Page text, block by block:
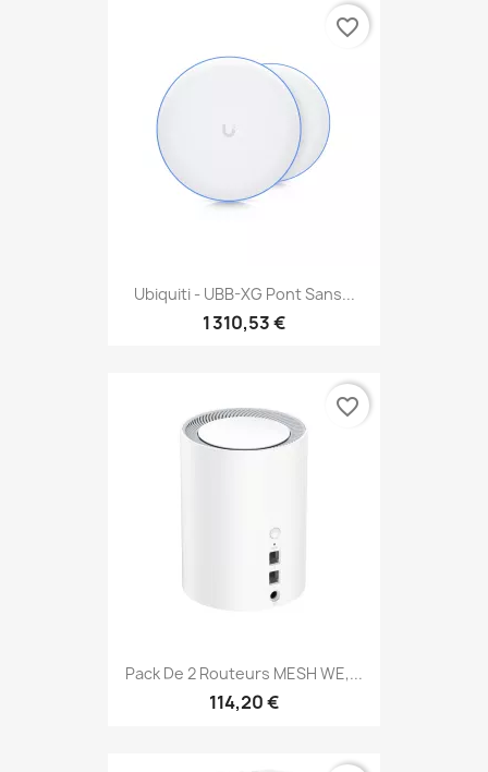
Ubiquiti - UBB-XG Pont Sans...
1 310,53 €
favorite_border
Pack De 2 Routeurs MESH WE,...
114,20 €
favorite_border